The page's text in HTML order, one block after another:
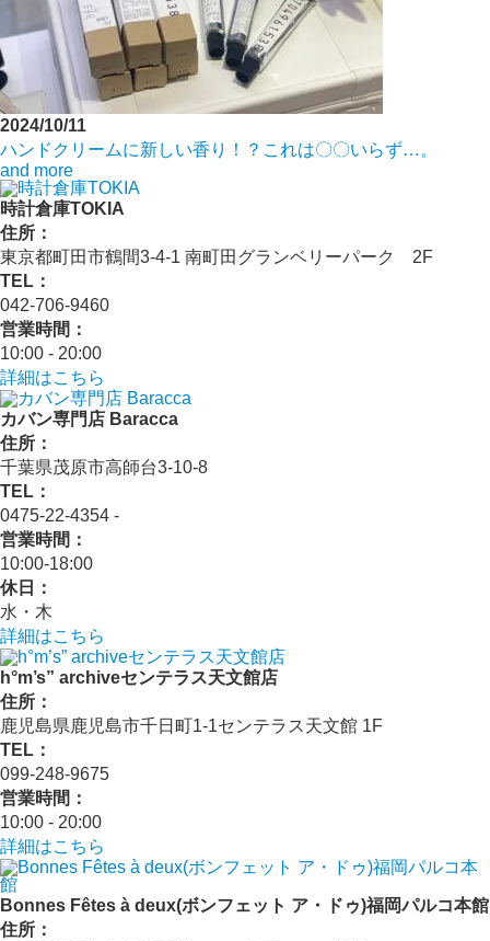
2024/10/11
ハンドクリームに新しい香り！？これは〇〇いらず…。
and more
時計倉庫TOKIA
住所：
東京都町田市鶴間3-4-1 南町田グランベリーパーク 2F
TEL：
042-706-9460
営業時間：
10:00 - 20:00
詳細はこちら
カバン専門店 Baracca
住所：
千葉県茂原市高師台3-10-8
TEL：
0475-22-4354 ‐
営業時間：
10:00‐18:00
休日：
水・木
詳細はこちら
h°m’s” archiveセンテラス天文館店
住所：
鹿児島県鹿児島市千日町1-1センテラス天文館 1F
TEL：
099-248-9675
営業時間：
10:00 ‐ 20:00
詳細はこちら
Bonnes Fêtes à deux(ボンフェット ア・ドゥ)福岡パルコ本館
住所：